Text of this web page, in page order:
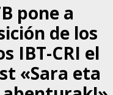
pone a
de los
IBT-CRI el
«Sara eta